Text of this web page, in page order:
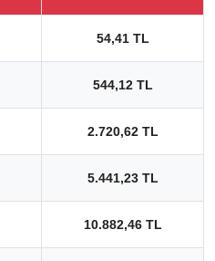
54,41 TL
544,12 TL
2.720,62 TL
5.441,23 TL
10.882,46 TL